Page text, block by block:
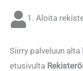
1. Aloita
Siirry palveluun
etusivulta